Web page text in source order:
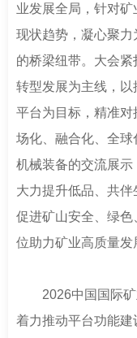
业发展全局，针对
现状趋势，凝心聚
的桥梁纽带。大会紧
转型发展为主线，
平台为目标，精准
场化、融合化、全
机械装备的交流展示
大力提升低品、共
促进矿山安全、绿
位助力矿业高质量发
2026中国国际矿
着力推动平台功能